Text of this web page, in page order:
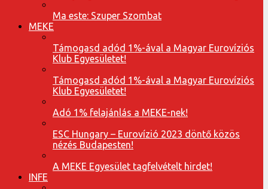
Ma este: Szuper Szombat
MEKE
Támogasd adód 1%-ával a Magyar Eurovíziós
Klub Egyesületet!
Támogasd adód 1%-ával a Magyar Eurovíziós
Klub Egyesületet!
Adó 1% felajánlás a MEKE-nek!
ESC Hungary – Eurovízió 2023 döntő közös
nézés Budapesten!
A MEKE Egyesület tagfelvételt hirdet!
INFE